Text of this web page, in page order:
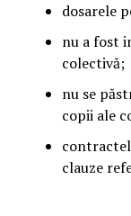
dosarele
nu a fost
colectivă;
nu se
copii ale
clauze